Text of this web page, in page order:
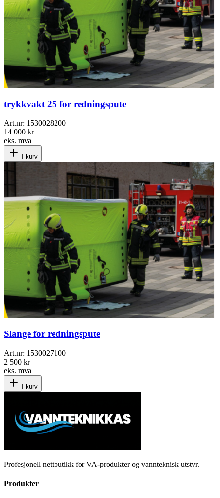
trykkvakt 25 for redningspute
Art.nr: 1530028200
14 000 kr
eks. mva
I kurv
Slange for redningspute
Art.nr: 1530027100
2 500 kr
eks. mva
I kurv
Profesjonell nettbutikk for VA-produkter og vannteknisk utstyr.
Produkter